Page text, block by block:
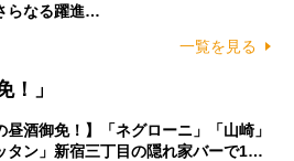
らなる躍進…
一覧を見る
！」
昼酒御免！】「ネグローニ」「山崎」
タン」新宿三丁目の隠れ家バーで1…